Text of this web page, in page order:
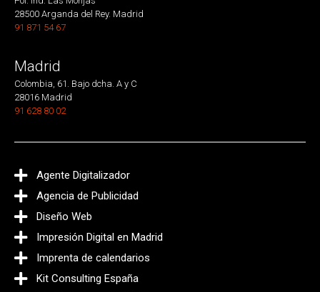
28500 Arganda del Rey. Madrid
91 871 54 67
Madrid
Colombia, 61. Bajo dcha. A y C
28016 Madrid
91 628 80 02
Agente Digitalizador
Agencia de Publicidad
Diseño Web
Impresión Digital en Madrid
Imprenta de calendarios
Kit Consulting España